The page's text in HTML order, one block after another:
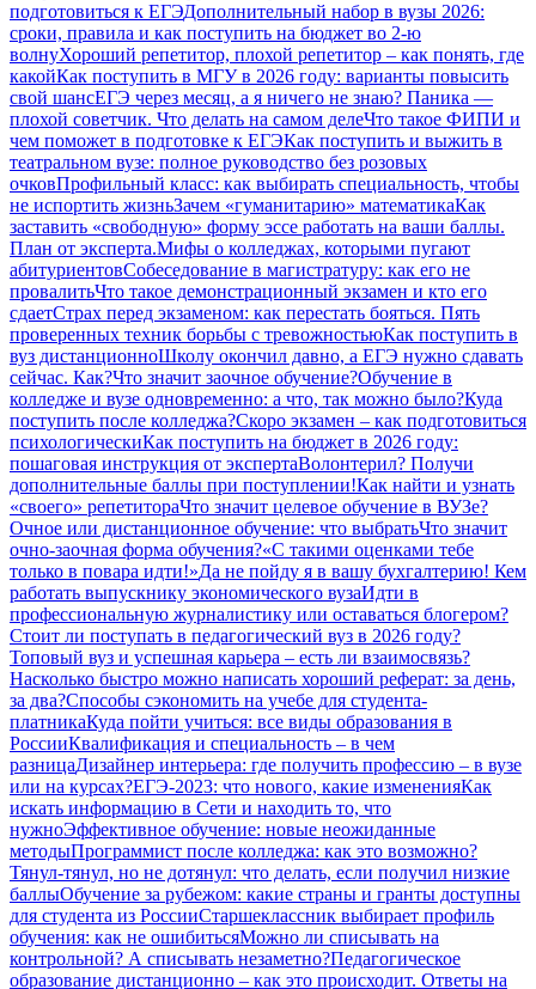
подготовиться к ЕГЭДополнительный набор в вузы 2026:
сроки, правила и как поступить на бюджет во 2‑ю
волнуХороший репетитор, плохой репетитор – как понять, где
какойКак поступить в МГУ в 2026 году: варианты повысить
свой шансЕГЭ через месяц, а я ничего не знаю? Паника —
плохой советчик. Что делать на самом делеЧто такое ФИПИ и
чем поможет в подготовке к ЕГЭКак поступить и выжить в
театральном вузе: полное руководство без розовых
очковПрофильный класс: как выбирать специальность, чтобы
не испортить жизньЗачем «гуманитарию» математикаКак
заставить «свободную» форму эссе работать на ваши баллы.
План от эксперта.Мифы о колледжах, которыми пугают
абитуриентовСобеседование в магистратуру: как его не
провалитьЧто такое демонстрационный экзамен и кто его
сдаетСтрах перед экзаменом: как перестать бояться. Пять
проверенных техник борьбы с тревожностьюКак поступить в
вуз дистанционноШколу окончил давно, а ЕГЭ нужно сдавать
сейчас. Как?Что значит заочное обучение?Обучение в
колледже и вузе одновременно: а что, так можно было?Куда
поступить после колледжа?Скоро экзамен – как подготовиться
психологическиКак поступить на бюджет в 2026 году:
пошаговая инструкция от экспертаВолонтерил? Получи
дополнительные баллы при поступлении!Как найти и узнать
«своего» репетитораЧто значит целевое обучение в ВУЗе?
Очное или дистанционное обучение: что выбратьЧто значит
очно-заочная форма обучения?«С такими оценками тебе
только в повара идти!»Да не пойду я в вашу бухгалтерию! Кем
работать выпускнику экономического вузаИдти в
профессиональную журналистику или оставаться блогером?
Стоит ли поступать в педагогический вуз в 2026 году?
Топовый вуз и успешная карьера – есть ли взаимосвязь?
Насколько быстро можно написать хороший реферат: за день,
за два?Способы сэкономить на учебе для студента-
платникаКуда пойти учиться: все виды образования в
РоссииКвалификация и специальность – в чем
разницаДизайнер интерьера: где получить профессию – в вузе
или на курсах?ЕГЭ-2023: что нового, какие измененияКак
искать информацию в Сети и находить то, что
нужноЭффективное обучение: новые неожиданные
методыПрограммист после колледжа: как это возможно?
Тянул-тянул, но не дотянул: что делать, если получил низкие
баллыОбучение за рубежом: какие страны и гранты доступны
для студента из РоссииСтаршеклассник выбирает профиль
обучения: как не ошибитьсяМожно ли списывать на
контрольной? А списывать незаметно?Педагогическое
образование дистанционно – как это происходит. Ответы на